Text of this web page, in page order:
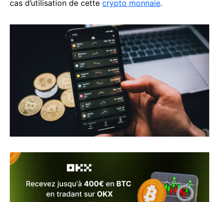
cas d’utilisation de cette crypto monnaie.